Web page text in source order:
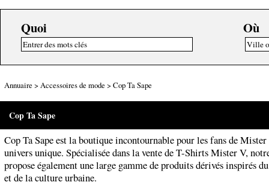
Quoi Où
Annuaire > Accessoires de mode > Cop Ta Sape
Cop Ta Sape
Cop Ta Sape est la boutique incontournable pour les fans de
univers unique. Spécialisée dans la vente de T-Shirts Mister V,
propose également une large gamme de produits dérivés inspirés
et de la culture urbaine.